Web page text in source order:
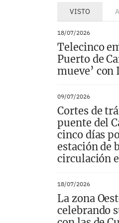
VISTO
18/07/2026
Telecinco
Puerto de
mueve’ con
09/07/2026
Cortes de
puente del
cinco días
estación de
circulación
18/07/2026
La zona
celebrando